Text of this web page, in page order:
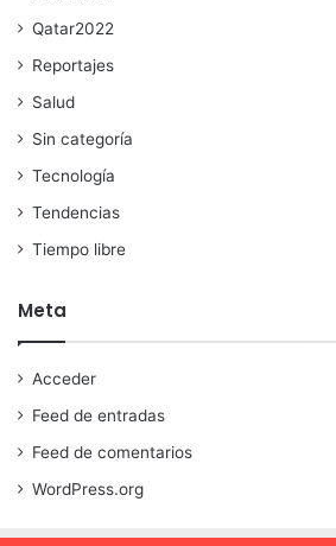
Qatar2022
Reportajes
Salud
Sin categoría
Tecnología
Tendencias
Tiempo libre
Meta
Acceder
Feed de entradas
Feed de comentarios
WordPress.org